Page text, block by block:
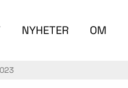
NYHETER OM